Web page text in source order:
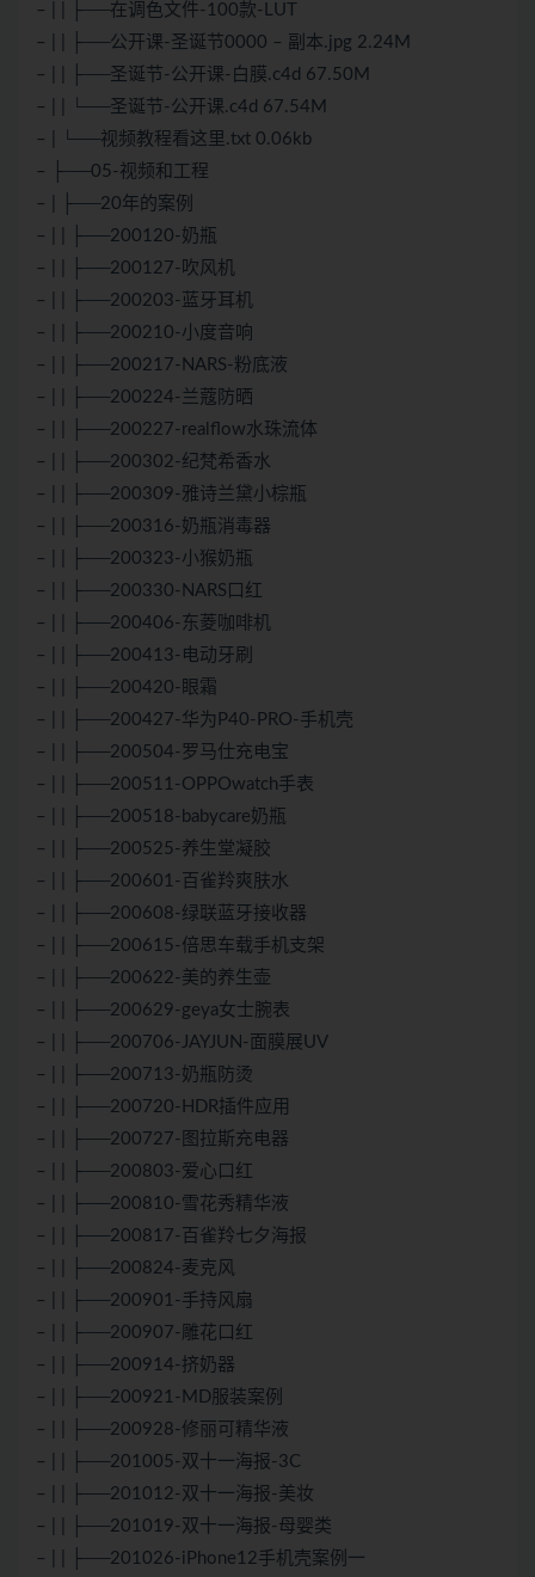
– | | ├──在调色文件-100款-LUT
– | | ├──公开课-圣诞节0000 – 副本.jpg 2.24M
– | | ├──圣诞节-公开课-白膜.c4d 67.50M
– | | └──圣诞节-公开课.c4d 67.54M
– | └──视频教程看这里.txt 0.06kb
– ├──05-视频和工程
– | ├──20年的案例
– | | ├──200120-奶瓶
– | | ├──200127-吹风机
– | | ├──200203-蓝牙耳机
– | | ├──200210-小度音响
– | | ├──200217-NARS-粉底液
– | | ├──200224-兰蔻防晒
– | | ├──200227-realflow水珠流体
– | | ├──200302-纪梵希香水
– | | ├──200309-雅诗兰黛小棕瓶
– | | ├──200316-奶瓶消毒器
– | | ├──200323-小猴奶瓶
– | | ├──200330-NARS口红
– | | ├──200406-东菱咖啡机
– | | ├──200413-电动牙刷
– | | ├──200420-眼霜
– | | ├──200427-华为P40-PRO-手机壳
– | | ├──200504-罗马仕充电宝
– | | ├──200511-OPPOwatch手表
– | | ├──200518-babycare奶瓶
– | | ├──200525-养生堂凝胶
– | | ├──200601-百雀羚爽肤水
– | | ├──200608-绿联蓝牙接收器
– | | ├──200615-倍思车载手机支架
– | | ├──200622-美的养生壶
– | | ├──200629-geya女士腕表
– | | ├──200706-JAYJUN-面膜展UV
– | | ├──200713-奶瓶防烫
– | | ├──200720-HDR插件应用
– | | ├──200727-图拉斯充电器
– | | ├──200803-爱心口红
– | | ├──200810-雪花秀精华液
– | | ├──200817-百雀羚七夕海报
– | | ├──200824-麦克风
– | | ├──200901-手持风扇
– | | ├──200907-雕花口红
– | | ├──200914-挤奶器
– | | ├──200921-MD服装案例
– | | ├──200928-修丽可精华液
– | | ├──201005-双十一海报-3C
– | | ├──201012-双十一海报-美妆
– | | ├──201019-双十一海报-母婴类
– | | ├──201026-iPhone12手机壳案例一